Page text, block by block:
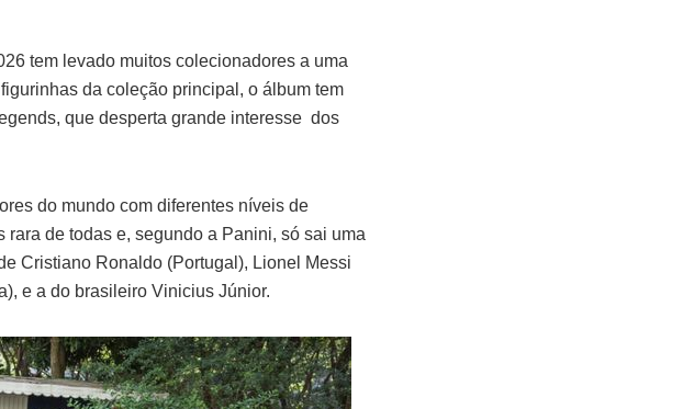
tem levado muitos colecionadores a uma
da coleção principal, o álbum tem
que desperta grande interesse dos
do mundo com diferentes níveis de
de todas e, segundo a Panini, só sai uma
Cristiano Ronaldo (Portugal), Lionel Messi
e a do brasileiro Vinicius Júnior.